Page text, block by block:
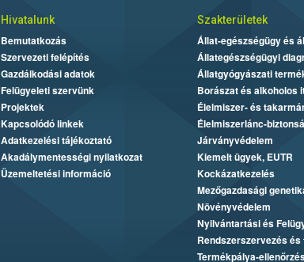
Hivatalunk
Bemutatkozás
Szervezeti felépítés
Gazdálkodási adatok
Felügyeleti szervünk
Projektek
Kapcsolódó linkek
Adatkezelési tájékoztató
Akadálymentességi nyilatkozat
Üzemeltetési információ
Szakterületek
Állat-egészségügy és
Állategészségügyi
Állatgyógyászati
Borászat és alkoholos
Élelmiszer- és
Élelmiszerlánc-
Járványvédelem
Kiemelt ügyek, EUTR
Kockázatkezelés
Mezőgazdasági
Növényvédelem
Nyilvántartási és
Rendszerszervezés
Termékpálya-